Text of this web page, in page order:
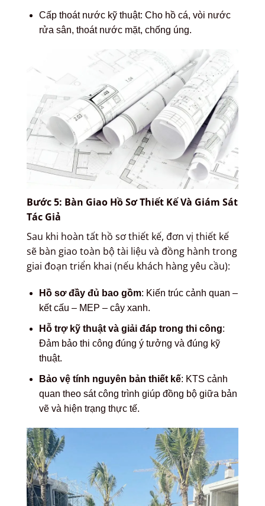
Cấp thoát nước kỹ thuật: Cho hồ cá, vòi nước
rửa sân, thoát nước mặt, chống úng.
Bước 5: Bàn Giao Hồ Sơ Thiết Kế Và Giám Sát
Tác Giả
Sau khi hoàn tất hồ sơ thiết kế, đơn vị thiết kế
sẽ bàn giao toàn bộ tài liệu và đồng hành trong
giai đoạn triển khai (nếu khách hàng yêu cầu):
Hồ sơ đầy đủ bao gồm: Kiến trúc cảnh quan –
kết cấu – MEP – cây xanh.
Hỗ trợ kỹ thuật và giải đáp trong thi công:
Đảm bảo thi công đúng ý tưởng và đúng kỹ
thuật.
Bảo vệ tính nguyên bản thiết kế: KTS cảnh
quan theo sát công trình giúp đồng bộ giữa bản
vẽ và hiện trạng thực tế.